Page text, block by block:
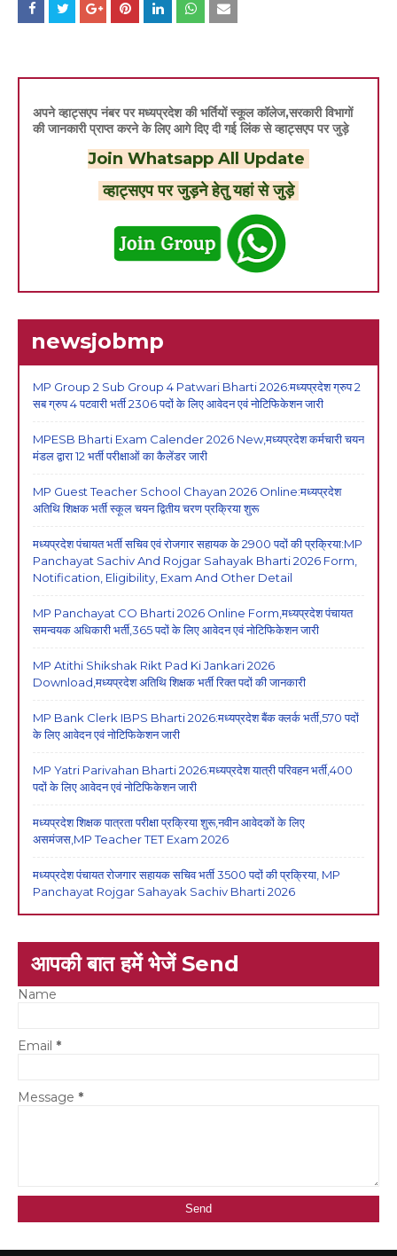
अपने व्हाट्सएप नंबर पर मध्यप्रदेश की भर्तियों स्कूल कॉलेज,सरकारी विभागों
की जानकारी प्राप्त करने के लिए आगे दिए दी गई लिंक से व्हाट्सएप पर जुड़े
Join Whatsapp All Update
व्हाट्सएप पर जुड़ने हेतु यहां से जुड़े
newsjobmp
MP Group 2 Sub Group 4 Patwari Bharti 2026:मध्यप्रदेश ग्रुप 2
सब ग्रुप 4 पटवारी भर्ती 2306 पदों के लिए आवेदन एवं नोटिफिकेशन जारी
MPESB Bharti Exam Calender 2026 New,मध्यप्रदेश कर्मचारी चयन
मंडल द्वारा 12 भर्ती परीक्षाओं का कैलेंडर जारी
MP Guest Teacher School Chayan 2026 Online:मध्यप्रदेश
अतिथि शिक्षक भर्ती स्कूल चयन द्वितीय चरण प्रक्रिया शुरू
मध्यप्रदेश पंचायत भर्ती सचिव एवं रोजगार सहायक के 2900 पदों की प्रक्रिया:MP
Panchayat Sachiv And Rojgar Sahayak Bharti 2026 Form,
Notification, Eligibility, Exam And Other Detail
MP Panchayat CO Bharti 2026 Online Form,मध्यप्रदेश पंचायत
समन्वयक अधिकारी भर्ती,365 पदों के लिए आवेदन एवं नोटिफिकेशन जारी
MP Atithi Shikshak Rikt Pad Ki Jankari 2026
Download,मध्यप्रदेश अतिथि शिक्षक भर्ती रिक्त पदों की जानकारी
MP Bank Clerk IBPS Bharti 2026:मध्यप्रदेश बैंक क्लर्क भर्ती,570 पदों
के लिए आवेदन एवं नोटिफिकेशन जारी
MP Yatri Parivahan Bharti 2026:मध्यप्रदेश यात्री परिवहन भर्ती,400
पदों के लिए आवेदन एवं नोटिफिकेशन जारी
मध्यप्रदेश शिक्षक पात्रता परीक्षा प्रक्रिया शुरू,नवीन आवेदकों के लिए
असमंजस,MP Teacher TET Exam 2026
मध्यप्रदेश पंचायत रोजगार सहायक सचिव भर्ती 3500 पदों की प्रक्रिया, MP
Panchayat Rojgar Sahayak Sachiv Bharti 2026
आपकी बात हमें भेजें Send
Name
Email *
Message *